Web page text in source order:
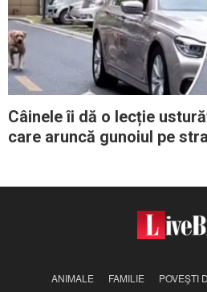
Câinele îi dă o lecție
care aruncă gunoiul pe
ANIMALE FAMILIE POVEŞTI